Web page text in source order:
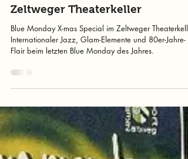
Blue Monday X-mas Special im
Zeltweger Theaterkeller
Blue Monday X-mas Special im Zeltweger
Internationaler Jazz, Glam-Elemente und 80er-Jahre-